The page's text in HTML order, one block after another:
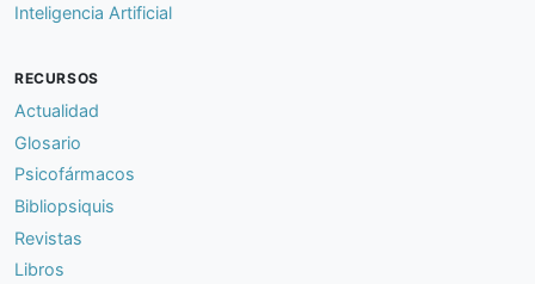
Inteligencia Artificial
RECURSOS
Actualidad
Glosario
Psicofármacos
Bibliopsiquis
Revistas
Libros